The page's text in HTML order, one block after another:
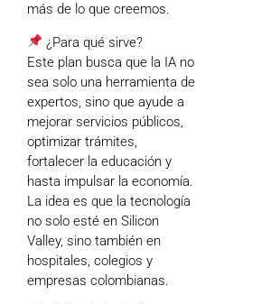
más de lo que creemos.
¿Para qué sirve?
Este plan busca que la IA no
sea solo una herramienta de
expertos, sino que ayude a
mejorar servicios públicos,
optimizar trámites,
fortalecer la educación y
hasta impulsar la economía.
La idea es que la tecnología
no solo esté en Silicon
Valley, sino también en
hospitales, colegios y
empresas colombianas.